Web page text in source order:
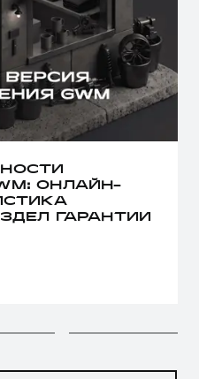
ОНЛАЙН-
ГАРАНТИИ